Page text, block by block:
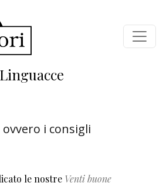
Linguacce
i consigli
le nostre Venti buone